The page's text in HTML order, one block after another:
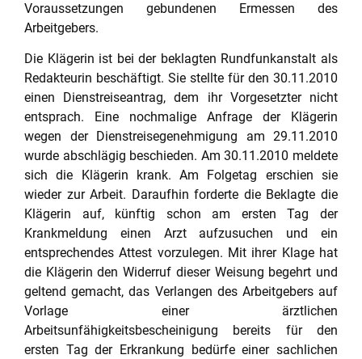
Voraussetzungen gebundenen Ermessen des
Arbeitgebers.
Die Klägerin ist bei der beklagten Rundfunkanstalt als
Redakteurin beschäftigt. Sie stellte für den 30.11.2010
einen Dienstreiseantrag, dem ihr Vorgesetzter nicht
entsprach. Eine nochmalige Anfrage der Klägerin
wegen der Dienstreisegenehmigung am 29.11.2010
wurde abschlägig beschieden. Am 30.11.2010 meldete
sich die Klägerin krank. Am Folgetag erschien sie
wieder zur Arbeit. Daraufhin forderte die Beklagte die
Klägerin auf, künftig schon am ersten Tag der
Krankmeldung einen Arzt aufzusuchen und ein
entsprechendes Attest vorzulegen. Mit ihrer Klage hat
die Klägerin den Widerruf dieser Weisung begehrt und
geltend gemacht, das Verlangen des Arbeitgebers auf
Vorlage einer ärztlichen
Arbeitsunfähigkeitsbescheinigung bereits für den
ersten Tag der Erkrankung bedürfe einer sachlichen